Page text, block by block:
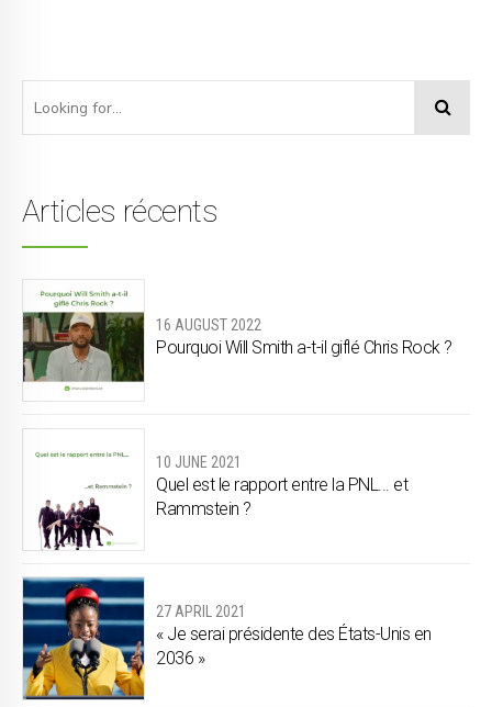
Articles récents
16 AUGUST 2022
Pourquoi Will Smith a-t-il giflé Chris Rock ?
10 JUNE 2021
Quel est le rapport entre la PNL... et
Rammstein ?
27 APRIL 2021
« Je serai présidente des États-Unis en
2036 »